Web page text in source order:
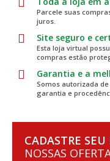
Parcele suas
juros.
Site seguro e
Esta loja virtual
compras estão
Garantia e a
Somos autorizada
garantia e
CADASTRE
NOSSAS